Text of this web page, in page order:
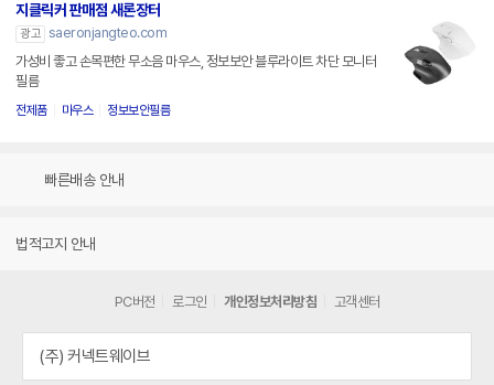
지클릭커 판매점 새론장터
광고 saeronjangteo.com
가성비 좋고 손목편한 무소음 마우스, 정보보안 블루라이트 차단 모니터
필름
전제품 마우스 정보보안필름
빠른배송 안내
법적고지 안내
PC버전 로그인 개인정보처리방침 고객센터
(주) 커넥트웨이브